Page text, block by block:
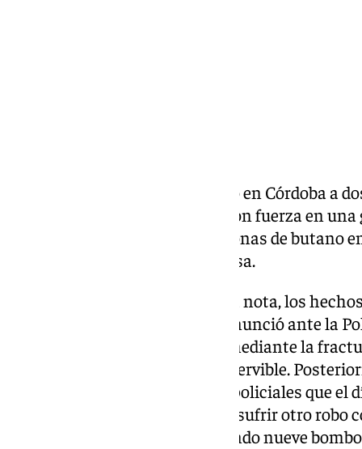
ha detenido en Córdoba a
comisión de un delito de robo con fuerza en
supuestamente robar 19 bombonas de butano
Sector Sur de la capital cordobesa.
Según informa la Policía en una nota, los
del día 26 febrero, cuando se denunció ante la
diez bombonas de gas butano mediante la
protegía, la cual ha quedado inservible.
nuevamente en dependencias policiales que el
establecimiento había vuelto a sufrir otro robo
bombonas de butano, sustrayendo nueve